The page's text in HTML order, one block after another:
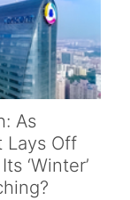
As
Lays Off
‘Winter’